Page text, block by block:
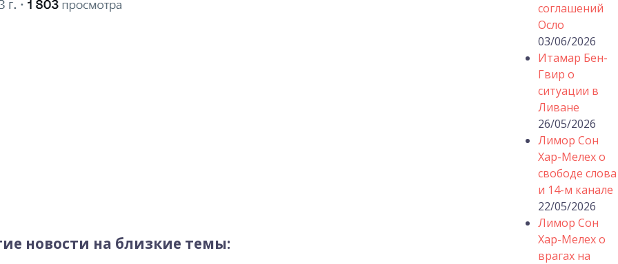
новости на близкие темы:
соглашений
Осло
03/06/2026
Итамар Бен-
Гвир о
ситуации в
Ливане
26/05/2026
Лимор Сон
Хар-Мелех о
свободе слова
и 14-м канале
22/05/2026
Лимор Сон
Хар-Мелех о
врагах на